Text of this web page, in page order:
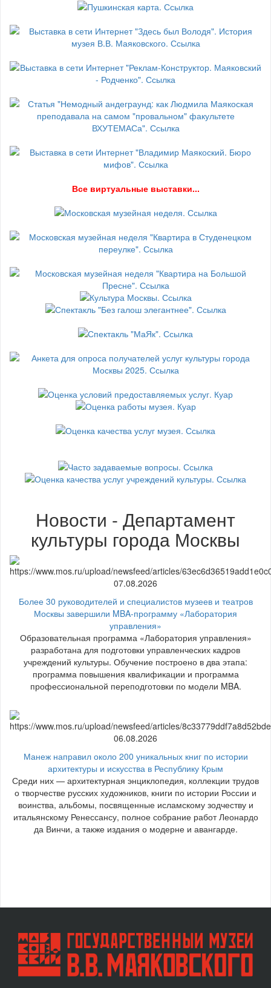
Все виртуальные выставки...
Новости - Департамент
культуры города Москвы
07.08.2026
Более 30 руководителей и специалистов музеев и театров
Москвы завершили MBA-программу «Лаборатория
управления»
Образовательная программа «Лаборатория управления»
разработана для подготовки управленческих кадров
учреждений культуры. Обучение построено в два этапа:
программа повышения квалификации и программа
профессиональной переподготовки по модели MBA.
06.08.2026
Манеж направил около 200 уникальных книг по истории
архитектуры и искусства в Республику Крым
Среди них — архитектурная энциклопедия, коллекции трудов
о творчестве русских художников, книги по истории России и
воинства, альбомы, посвященные исламскому зодчеству и
итальянскому Ренессансу, полное собрание работ Леонардо
да Винчи, а также издания о модерне и авангарде.